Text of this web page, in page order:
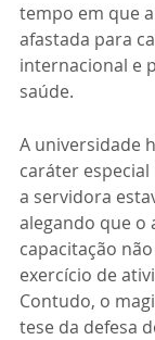
tempo em que
afastada para
internacional e
saúde.
A universidade
caráter
a servidora
alegando que o
capacitação
exercício de
Contudo, o
tese da defesa